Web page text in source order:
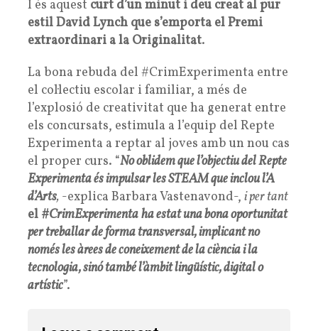
I és aquest curt d’un minut i deu creat al pur
estil David Lynch que s’emporta el Premi
extraordinari a la Originalitat.
La bona rebuda del #CrimExperimenta entre
el col·lectiu escolar i familiar, a més de
l’explosió de creativitat que ha generat entre
els concursats, estimula a l’equip del Repte
Experimenta a reptar al joves amb un nou cas
el proper curs. “No oblidem que l’objectiu del Repte
Experimenta és impulsar les STEAM que inclou l’A
d’Arts, -explica Barbara Vastenavond-, i per tant
el #CrimExperimentaha estat una bona oportunitat
per treballar de forma transversal, implicant no
només les àrees de coneixement de la ciència i la
tecnologia, sinó també l’àmbit lingüístic, digital o
artístic”.